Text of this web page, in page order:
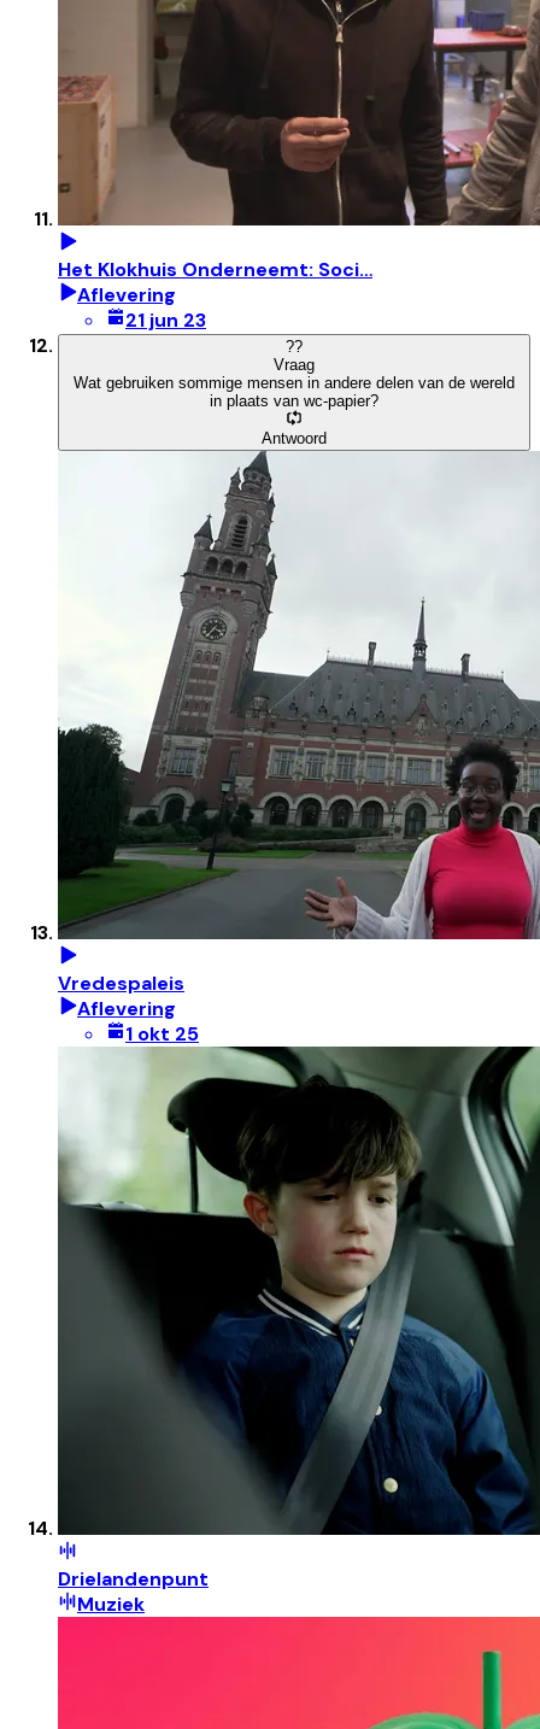
Het Klokhuis Onderneemt: Soci…
Aflevering
21 jun 23
??
Vraag
Wat gebruiken sommige mensen in andere delen van de wereld
in plaats van wc-papier?
Antwoord
Vredespaleis
Aflevering
1 okt 25
Drielandenpunt
Muziek